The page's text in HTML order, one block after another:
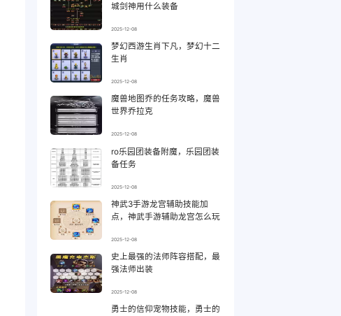
城剑神用什么装备
2025-12-08
梦幻西游生肖下凡，梦幻十二
生肖
2025-12-08
魔兽地图乔的任务攻略，魔兽
世界乔拉克
2025-12-08
ro乐园团装备附魔，乐园团装
备任务
2025-12-08
神武3手游龙宫辅助技能加
点，神武手游辅助龙宫怎么玩
2025-12-08
史上最强的法师阵容搭配，最
强法师出装
2025-12-08
勇士的信仰宠物技能，勇士的